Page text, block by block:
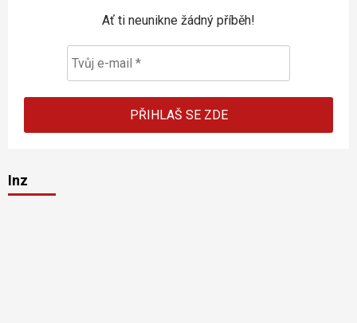
Ať ti neunikne žádný příběh!
Inz